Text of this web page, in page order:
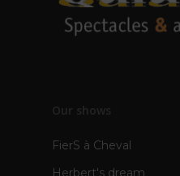
Our shows
FierS à Cheval
Herbert's dream